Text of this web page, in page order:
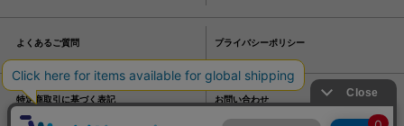
よくあるご質問 プライバシーポリシー
特定商取引に基づく表記 お問い合わせ